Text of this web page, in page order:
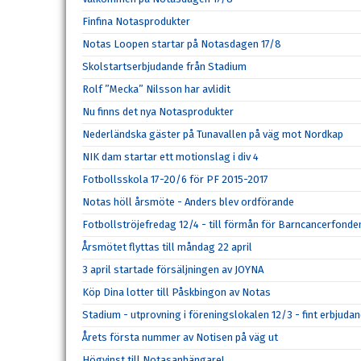
Finfina Notasprodukter
Notas Loopen startar på Notasdagen 17/8
Skolstartserbjudande från Stadium
Rolf ”Mecka” Nilsson har avlidit
Nu finns det nya Notasprodukter
Nederländska gäster på Tunavallen på väg mot Nordkap
NIK dam startar ett motionslag i div 4
Fotbollsskola 17-20/6 för PF 2015-2017
Notas höll årsmöte - Anders blev ordförande
Fotbollströjefredag 12/4 - till förmån för
Årsmötet flyttas till måndag 22 april
3 april startade försäljningen av JOYNA
Köp Dina lotter till Påskbingon av Notas
Stadium - utprovning i föreningslokalen 12/3 - fint
Årets första nummer av Notisen på väg ut